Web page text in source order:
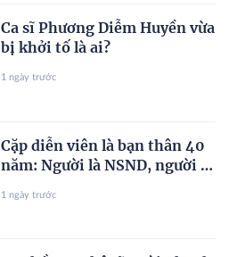
Ca sĩ Phương Diễm Huyền vừa
bị khởi tố là ai?
1 ngày trước
Cặp diễn viên là bạn thân 40
năm: Người là NSND, người ly
1 ngày trước